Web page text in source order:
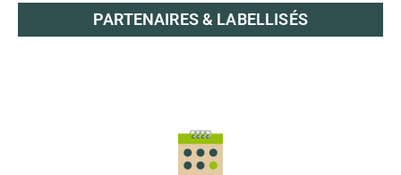
PARTENAIRES & LABELLISÉS